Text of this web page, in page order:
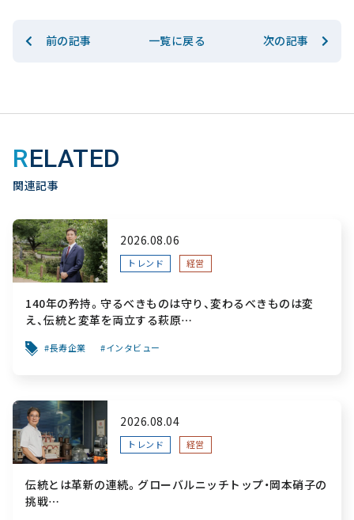
前の記事 一覧に戻る 次の記事
RELATED
関連記事
2026.08.06
トレンド 経営
140年の矜持。守るべきものは守り、変わるべきものは変
え、伝統と変革を両立する萩原
長寿企業 インタビュー
2026.08.04
トレンド 経営
伝統とは革新の連続。グローバルニッチトップ・岡本硝子の
挑戦